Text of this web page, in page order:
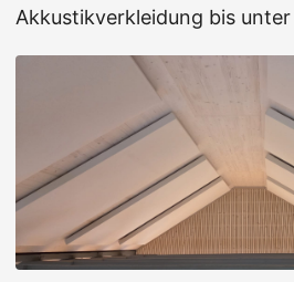
Akkustikverkleidung bis unter